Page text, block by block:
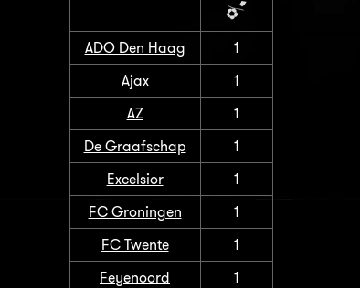
ADO Den Haag
1
Ajax
1
AZ
1
De Graafschap
1
Excelsior
1
FC Groningen
1
FC Twente
1
Feyenoord
1